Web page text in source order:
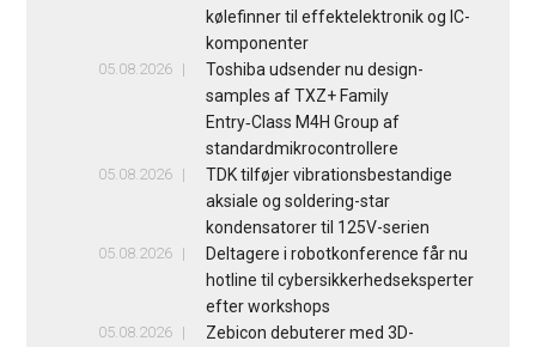
kølefinner til effektelektronik og IC-
komponenter
05.08.2026
Toshiba udsender nu design-
samples af TXZ+ Family
Entry‑Class M4H Group af
standardmikrocontrollere
05.08.2026
TDK tilføjer vibrationsbestandige
aksiale og soldering-star
kondensatorer til 125V-serien
05.08.2026
Deltagere i robotkonference får nu
hotline til cybersikkerhedseksperter
efter workshops
05.08.2026
Zebicon debuterer med 3D-